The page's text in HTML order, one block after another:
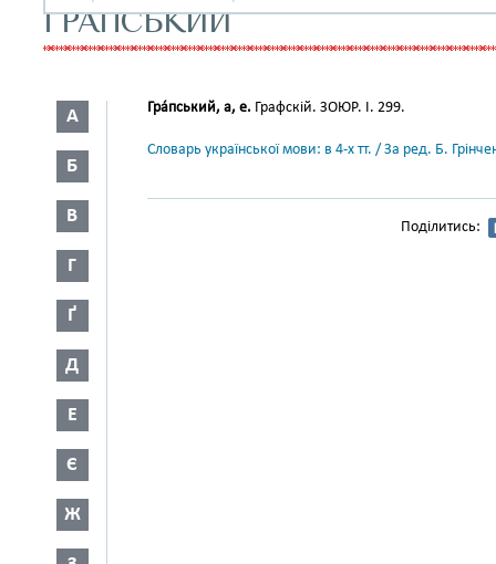
ГРАПСЬКИЙ
А
Б
В
Г
Ґ
Д
Е
Є
Ж
Гра́пський, а, е. Графскій. ЗОЮР. І. 299.
Словарь української мови: в 4-х тт. / За ред. Б.
Поділитись: